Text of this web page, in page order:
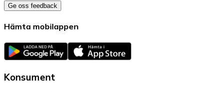
Ge oss feedback
Hämta mobilappen
Konsument